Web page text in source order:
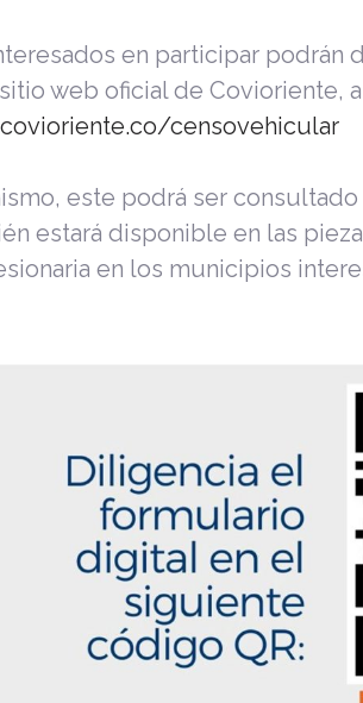
en participar
web oficial de Covioriente,
censovehicular
este podrá ser
estará disponible en las
en los municipios